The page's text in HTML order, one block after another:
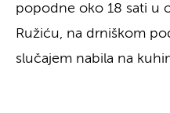
popodne oko 18 sati u
Ružiću, na drniškom
slučajem nabila na